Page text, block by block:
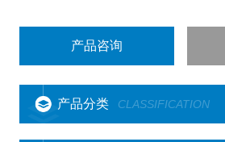
产品咨询
产品分类 CLASSIFICATION